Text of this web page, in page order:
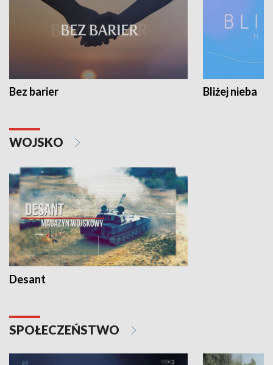
Bez barier Bliżej nieba
WOJSKO
Desant
SPOŁECZEŃSTWO